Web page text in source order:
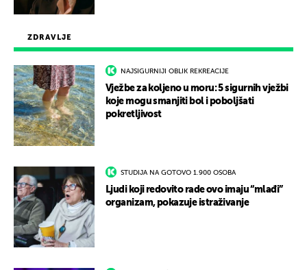
ZDRAVLJE
NAJSIGURNIJI OBLIK REKREACIJE
Vježbe za koljeno u moru: 5 sigurnih vježbi
koje mogu smanjiti bol i poboljšati
pokretljivost
STUDIJA NA GOTOVO 1.900 OSOBA
Ljudi koji redovito rade ovo imaju “mlađi”
organizam, pokazuje istraživanje